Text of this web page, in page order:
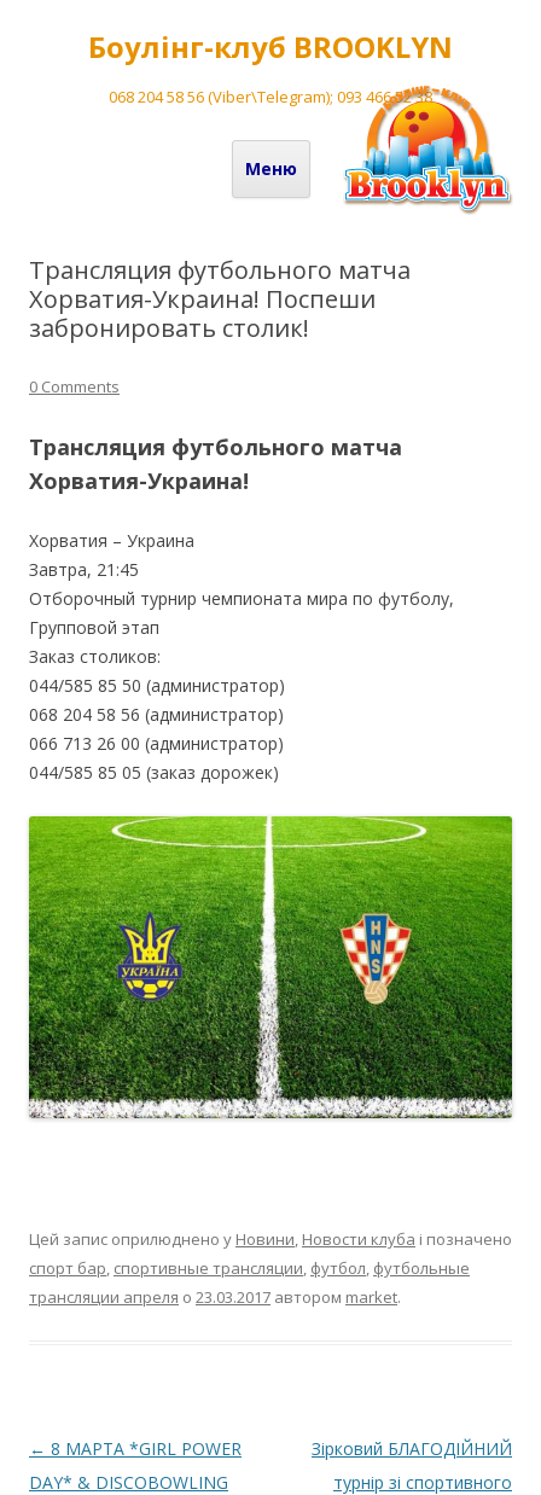
Боулінг-клуб BROOKLYN
068 204 58 56 (Viber\Telegram); 093 466 52 38
Меню
Перейти до вмісту
Трансляция футбольного матча
Хорватия-Украина! Поспеши
забронировать столик!
0 Comments
Трансляция футбольного матча
Хорватия-Украина!
Хорватия – Украина
Завтра, 21:45
Отборочный турнир чемпионата мира по футболу,
Групповой этап
Заказ столиков:
044/585 85 50 (администратор)
068 204 58 56 (администратор)
066 713 26 00 (администратор)
044/585 85 05 (заказ дорожек)
Цей запис оприлюднено у Новини, Новости клуба і позначено
спорт бар, спортивные трансляции, футбол, футбольные
трансляции апреля о 23.03.2017 автором market.
Навігація по запису
← 8 МАРТА *GIRL POWER
DAY* & DISCOBOWLING
Зірковий БЛАГОДІЙНИЙ
турнір зі спортивного